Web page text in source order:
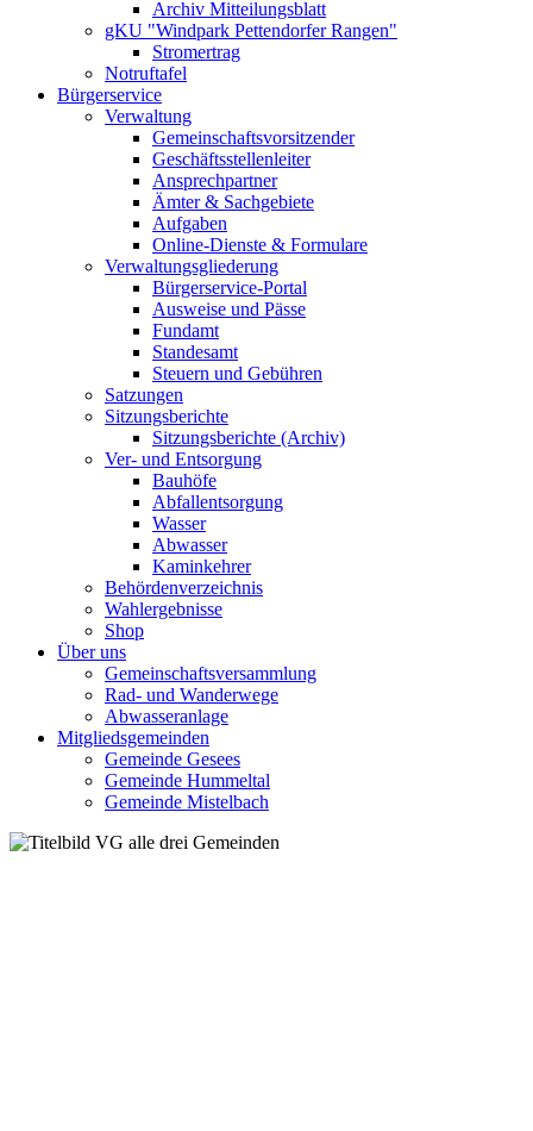
Archiv Mitteilungsblatt
gKU "Windpark Pettendorfer Rangen"
Stromertrag
Notruftafel
Bürgerservice
Verwaltung
Gemeinschaftsvorsitzender
Geschäftsstellenleiter
Ansprechpartner
Ämter & Sachgebiete
Aufgaben
Online-Dienste & Formulare
Verwaltungsgliederung
Bürgerservice-Portal
Ausweise und Pässe
Fundamt
Standesamt
Steuern und Gebühren
Satzungen
Sitzungsberichte
Sitzungsberichte (Archiv)
Ver- und Entsorgung
Bauhöfe
Abfallentsorgung
Wasser
Abwasser
Kaminkehrer
Behördenverzeichnis
Wahlergebnisse
Shop
Über uns
Gemeinschaftsversammlung
Rad- und Wanderwege
Abwasseranlage
Mitgliedsgemeinden
Gemeinde Gesees
Gemeinde Hummeltal
Gemeinde Mistelbach